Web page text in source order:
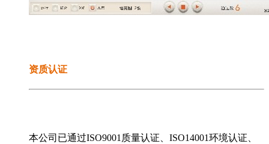
资质认证
本公司已通过ISO9001质量认证、ISO14001环境认证、